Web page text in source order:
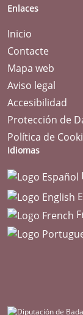
Enlaces
Inicio
Contacte
Mapa web
Aviso legal
Accesibilidad
Protección de
Política de
Idiomas